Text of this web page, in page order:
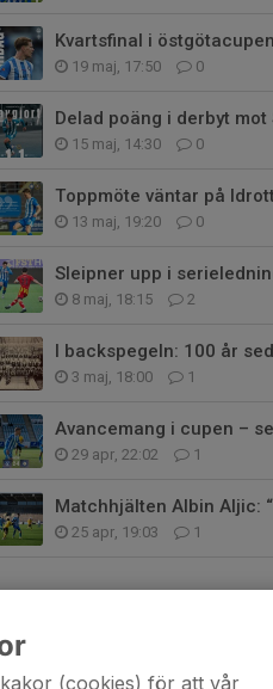
Kvartsfinal i
19 maj, 17:50 0
Delad poäng i derbyt mot
15 maj, 14:30 0
Toppmöte väntar på
13 maj, 19:20 0
Sleipner upp i
8 maj, 18:15 2
I backspegeln: 100 år
3 maj, 18:00 1
Avancemang i cupen –
29 apr, 22:02 1
Matchhjälten Albin Aljic:
25 apr, 19:03 1
(cookies) för att vår